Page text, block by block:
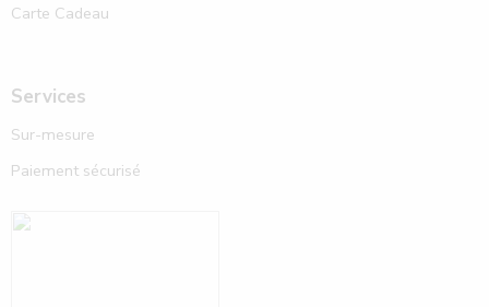
Carte Cadeau
Services
Sur-mesure
Paiement sécurisé